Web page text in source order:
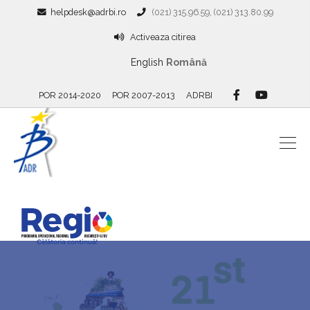
helpdesk@adrbi.ro (021) 315.96.59, (021) 313.80.99
Activeaza citirea
English Română
POR 2014-2020 POR 2007-2013 ADRBI